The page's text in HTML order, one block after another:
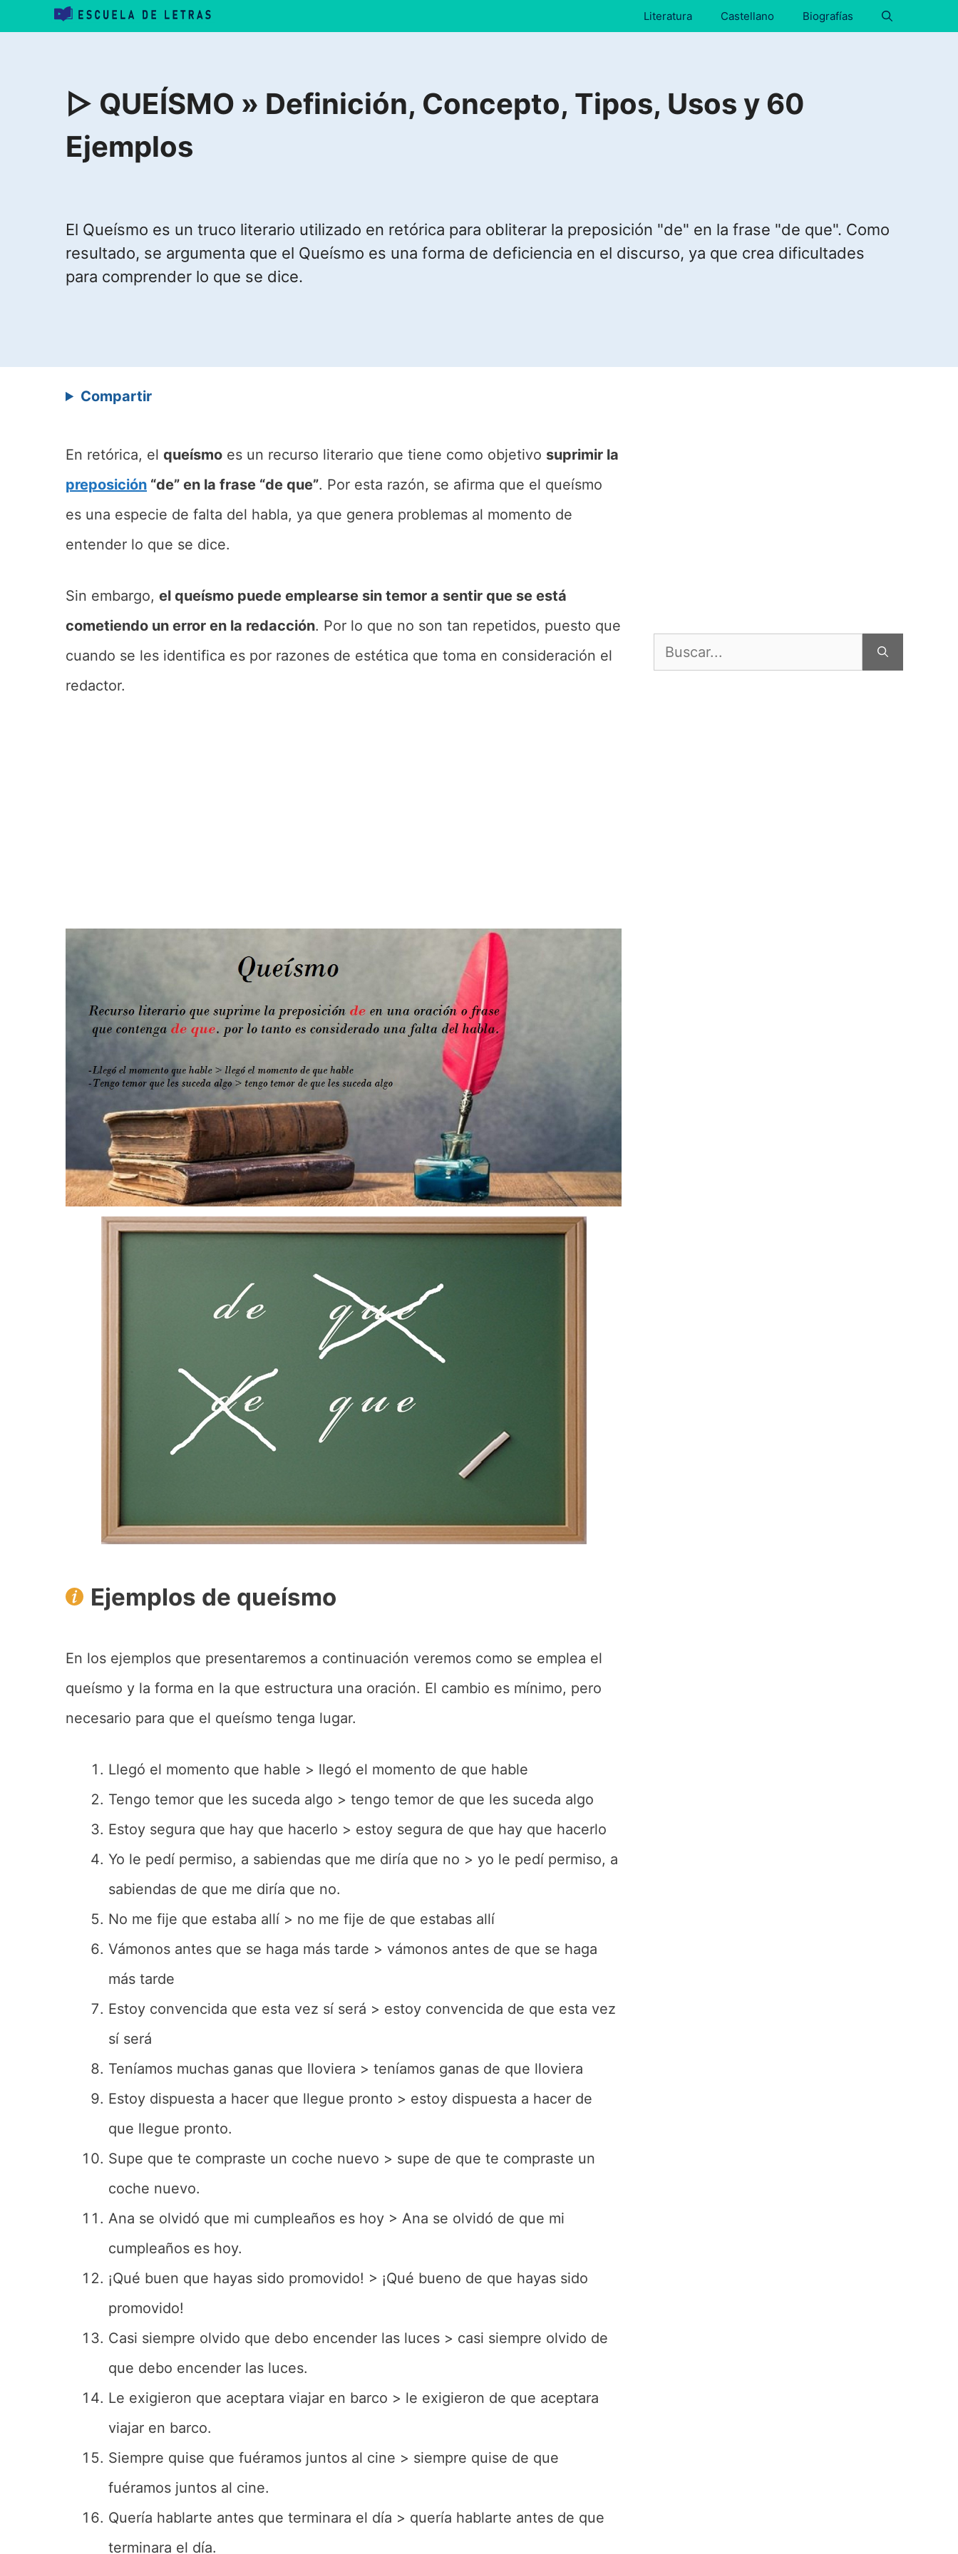
Literatura Castellano Biografías
▷ QUEÍSMO » Definición, Concepto, Tipos, Usos y 60
Ejemplos
El Queísmo es un truco literario utilizado en retórica para obliterar la preposición "de" en la frase "de que". Como
resultado, se argumenta que el Queísmo es una forma de deficiencia en el discurso, ya que crea dificultades
para comprender lo que se dice.
Compartir
En retórica, el queísmo es un recurso literario que tiene como objetivo suprimir la
preposición “de” en la frase “de que”. Por esta razón, se afirma que el queísmo
es una especie de falta del habla, ya que genera problemas al momento de
entender lo que se dice.
Sin embargo, el queísmo puede emplearse sin temor a sentir que se está
cometiendo un error en la redacción. Por lo que no son tan repetidos, puesto que
cuando se les identifica es por razones de estética que toma en consideración el
redactor.
Ejemplos de queísmo
En los ejemplos que presentaremos a continuación veremos como se emplea el
queísmo y la forma en la que estructura una oración. El cambio es mínimo, pero
necesario para que el queísmo tenga lugar.
Llegó el momento que hable > llegó el momento de que hable
Tengo temor que les suceda algo > tengo temor de que les suceda algo
Estoy segura que hay que hacerlo > estoy segura de que hay que hacerlo
Yo le pedí permiso, a sabiendas que me diría que no > yo le pedí permiso, a
sabiendas de que me diría que no.
No me fije que estaba allí > no me fije de que estabas allí
Vámonos antes que se haga más tarde > vámonos antes de que se haga
más tarde
Estoy convencida que esta vez sí será > estoy convencida de que esta vez
sí será
Teníamos muchas ganas que lloviera > teníamos ganas de que lloviera
Estoy dispuesta a hacer que llegue pronto > estoy dispuesta a hacer de
que llegue pronto.
Supe que te compraste un coche nuevo > supe de que te compraste un
coche nuevo.
Ana se olvidó que mi cumpleaños es hoy > Ana se olvidó de que mi
cumpleaños es hoy.
¡Qué buen que hayas sido promovido! > ¡Qué bueno de que hayas sido
promovido!
Casi siempre olvido que debo encender las luces > casi siempre olvido de
que debo encender las luces.
Le exigieron que aceptara viajar en barco > le exigieron de que aceptara
viajar en barco.
Siempre quise que fuéramos juntos al cine > siempre quise de que
fuéramos juntos al cine.
Quería hablarte antes que terminara el día > quería hablarte antes de que
terminara el día.
Buscar: